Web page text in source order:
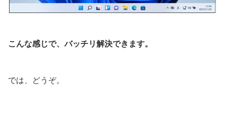
こんな感じで、バッチリ解決できます。
では、どうぞ。